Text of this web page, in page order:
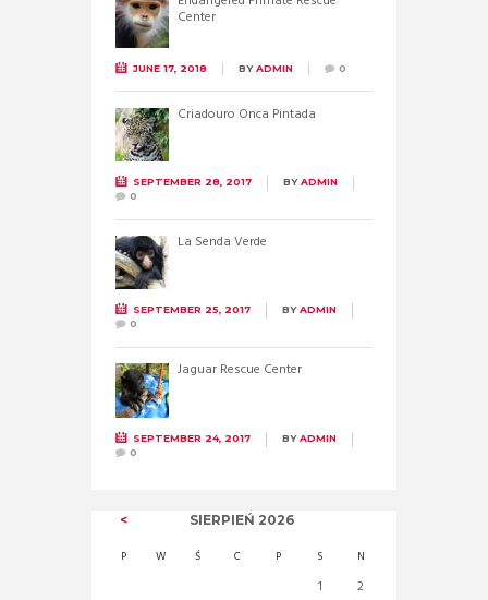
Center
JUNE 17, 2018 BYADMIN 0
Criadouro Onca Pintada
SEPTEMBER 28, 2017 BYADMIN
0
La Senda Verde
SEPTEMBER 25, 2017 BYADMIN
0
Jaguar Rescue Center
SEPTEMBER 24, 2017 BYADMIN
0
SIERPIEŃ 2026
P W Ś C P S N
1
2